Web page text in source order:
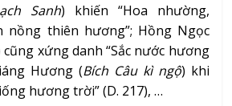
Sanh) khiến “Hoa nhường,
nồng thiên hương”; Hồng Ngọc
cũng xứng danh “Sắc nước hương
Hương (Bích Câu kì ngộ) khi
hương trời” (D. 217), …